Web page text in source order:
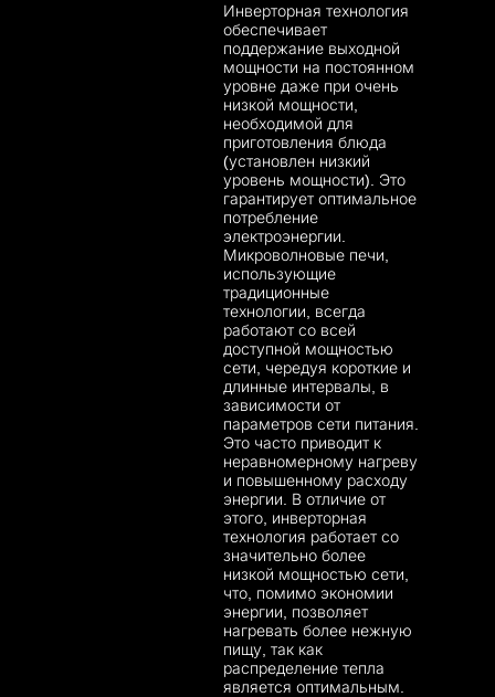
Инверторная технология
обеспечивает
поддержание выходной
мощности на постоянном
уровне даже при очень
низкой мощности,
необходимой для
приготовления блюда
(установлен низкий
уровень мощности). Это
гарантирует оптимальное
потребление
электроэнергии.
Микроволновые печи,
использующие
традиционные
технологии, всегда
работают со всей
доступной мощностью
сети, чередуя короткие и
длинные интервалы, в
зависимости от
параметров сети питания.
Это часто приводит к
неравномерному нагреву
и повышенному расходу
энергии. В отличие от
этого, инверторная
технология работает со
значительно более
низкой мощностью сети,
что, помимо экономии
энергии, позволяет
нагревать более нежную
пищу, так как
распределение тепла
является оптимальным.